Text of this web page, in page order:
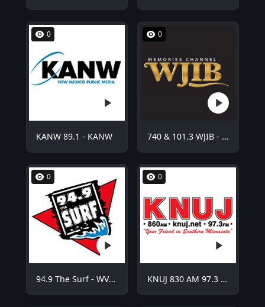
0
KANW 89.1 - KANW
0
740 & 101.3 WJIB - WJIB
0
94.9 The Surf - WVCO
0
KNUJ 830 AM 97.3 FM - KNUJ